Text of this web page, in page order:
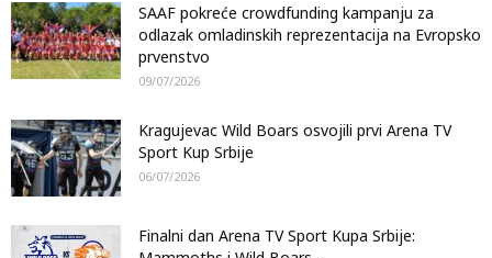
SAAF pokreće crowdfunding kampanju za
odlazak omladinskih reprezentacija na Evropsko
prvenstvo
09/07/2026
Kragujevac Wild Boars osvojili prvi Arena TV
Sport Kup Srbije
06/07/2026
Finalni dan Arena TV Sport Kupa Srbije: